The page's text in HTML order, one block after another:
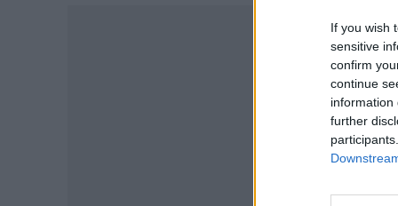
If you wish
sensitive
confirm
continue
information
further